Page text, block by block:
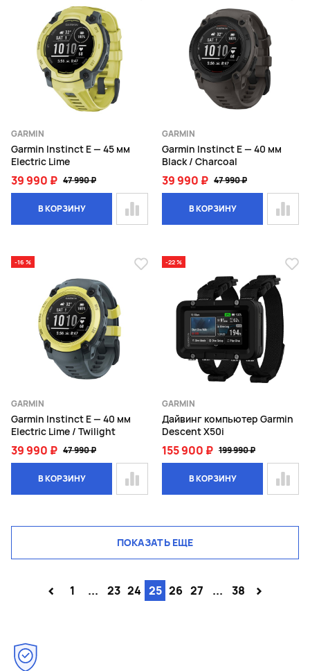
GARMIN
Garmin Instinct E — 45 мм
Electric Lime
39 990 ₽ 47 990 ₽
В КОРЗИНУ
GARMIN
Garmin Instinct E — 40 мм
Black / Charcoal
39 990 ₽ 47 990 ₽
В КОРЗИНУ
-16 %
GARMIN
Garmin Instinct E — 40 мм
Electric Lime / Twilight
39 990 ₽ 47 990 ₽
В КОРЗИНУ
-22 %
GARMIN
Дайвинг компьютер Garmin
Descent X50i
155 900 ₽ 199 990 ₽
В КОРЗИНУ
ПОКАЗАТЬ ЕЩЕ
< 1 ... 23 24 25 26 27 ... 38 >